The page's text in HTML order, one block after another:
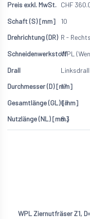
CHF
10
R -
WPL
Linksdrall
17
67
8.3
WPL Ziernutfräser Z1,